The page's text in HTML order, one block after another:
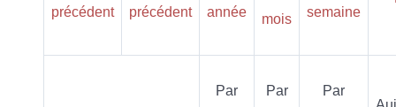
Par
Par
Par